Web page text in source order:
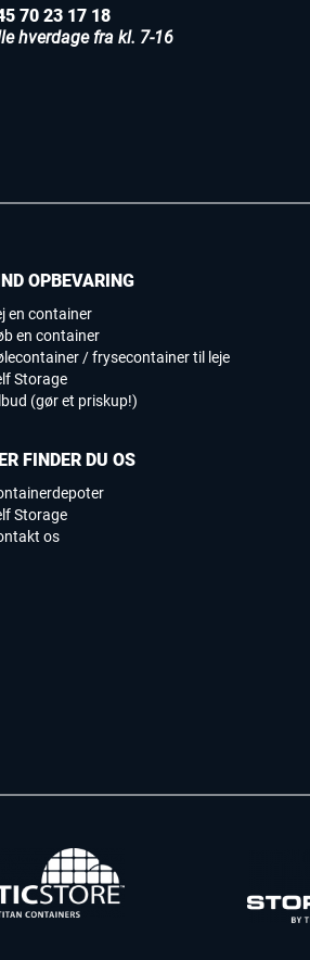
70 23 17 18
hverdage fra kl. 7-16
OPBEVARING
en container
en container
/ frysecontainer til leje
Storage
(gør et priskup!)
FINDER DU OS
Storage
os